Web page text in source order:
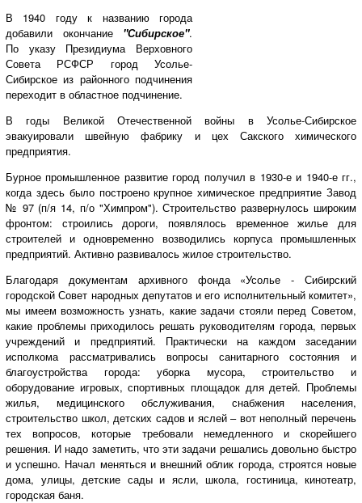
В 1940 году к названию города
добавили окончание "Сибирское".
По указу Президиума Верховного
Совета РСФСР город Усолье-
Сибирское из районного подчинения
переходит в областное подчинение.
В годы Великой Отечественной войны в Усолье-Сибирское
эвакуировали швейную фабрику и цех Сакского химического
предприятия.
Бурное промышленное развитие город получил в 1930-е и 1940-е гг.,
когда здесь было построено крупное химическое предприятие Завод
№ 97 (п/я 14, п/о "Химпром"). Строительство развернулось широким
фронтом: строились дороги, появлялось временное жилье для
строителей и одновременно возводились корпуса промышленных
предприятий. Активно развивалось жилое строительство.
Благодаря документам архивного фонда «Усолье - Сибирский
городской Совет народных депутатов и его исполнительный комитет»,
мы имеем возможность узнать, какие задачи стояли перед Советом,
какие проблемы приходилось решать руководителям города, первых
учреждений и предприятий. Практически на каждом заседании
исполкома рассматривались вопросы санитарного состояния и
благоустройства города: уборка мусора, строительство и
оборудование игровых, спортивных площадок для детей. Проблемы
жилья, медицинского обслуживания, снабжения населения,
строительство школ, детских садов и яслей – вот неполный перечень
тех вопросов, которые требовали немедленного и скорейшего
решения. И надо заметить, что эти задачи решались довольно быстро
и успешно. Начал меняться и внешний облик города, строятся новые
дома, улицы, детские сады и ясли, школа, гостиница, кинотеатр,
городская баня.